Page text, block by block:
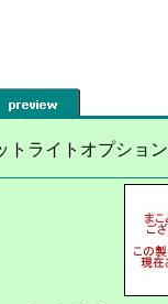
トライトオプショ